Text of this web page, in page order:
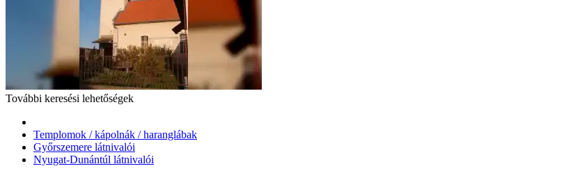
További keresési lehetőségek
Templomok / kápolnák / haranglábak
Győrszemere látnivalói
Nyugat-Dunántúl látnivalói